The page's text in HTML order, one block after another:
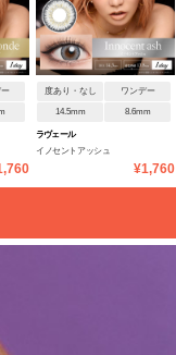
度あり・なし ワンデー
14.5mm 8.6mm
ラヴェール
イノセントアッシュ
¥1,760